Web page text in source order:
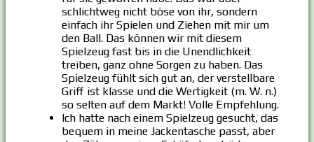
schlichtweg nicht böse von ihr, sondern
einfach ihr Spielen und Ziehen mit mir um
den Ball. Das können wir mit diesem
Spielzeug fast bis in die Unendlichkeit
treiben, ganz ohne Sorgen zu haben. Das
Spielzeug fühlt sich gut an, der verstellbare
Griff ist klasse und die Wertigkeit (m. W. n.)
so selten auf dem Markt! Volle Empfehlung.
Ich hatte nach einem Spielzeug gesucht, das
bequem in meine Jackentasche passt, aber